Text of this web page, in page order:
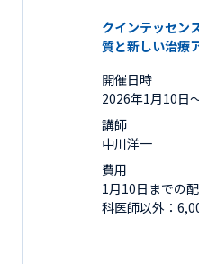
クインテッセン
質と新しい治療
開催日時
2026年1月10日
講師
中川洋一
費用
1月10日までの
科医師以外：